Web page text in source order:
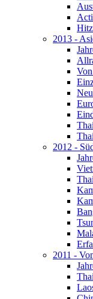
2013 -
2012 -
2011 -